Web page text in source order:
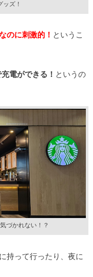
ズ！
のに刺激的！ というこ
電ができる！ というの
づかれない！？
持って行ったり、夜に